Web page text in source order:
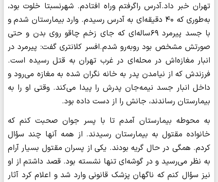
تهران خبر داد.آدرس راگرفتم وراه افتادم. شهرنسبتا خلوت بود،
به‌طوری‌ که ۴۰ دقیقه‌ای به آدرس رسیدم. وارد بیمارستان شدم و
با جسد پیرمرد ۶۹ساله‌ای که جای زخم چاقو روی بدن و حتی
صورتش مشخص بود روبه‌رو شدم.افسر کلانتری گفت: پیرمرد در
انبار مغازه‌اش در محله‌ای در غرب تهران به قتل رسیده است.
فرزندش که از نیامدن پدر به خانه نگران شده به مغازه می‌رود و
داخل انبار جسد نیمه‌جان پدرش را پیدا می‌کند. وقتی او را به
بیمارستان رساندند، جانش را از دست داده بود.
به محوطه بیمارستان آمدم تا با پسر جوان صحبت کنم که
خانواده مقتول به بیمارستان رسیدند. از همه آنها چند سؤال
کردم. همگی در حال گریه بودند. یکی از پسران مقتول بسیار آرام
به نظر می‌رسید و در گوشه‌ای تنها نشسته بود. قصد داشتم از او
نیز سؤال کنم که ناگهان پزشک قانونی وارد شد و اعلام کرد آثار